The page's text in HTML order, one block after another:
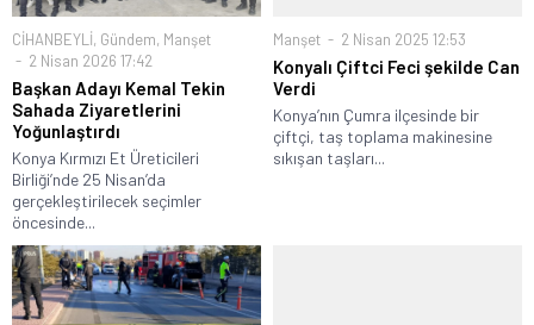
CİHANBEYLİ, Gündem, Manşet
2 Nisan 2026 17:42
Başkan Adayı Kemal Tekin
Sahada Ziyaretlerini
Yoğunlaştırdı
Konya Kırmızı Et Üreticileri
Birliği’nde 25 Nisan’da
gerçekleştirilecek seçimler
öncesinde...
Manşet 2 Nisan 2025 12:53
Konyalı Çiftci Feci şekilde Can
Verdi
Konya’nın Çumra ilçesinde bir
çiftçi, taş toplama makinesine
sıkışan taşları...